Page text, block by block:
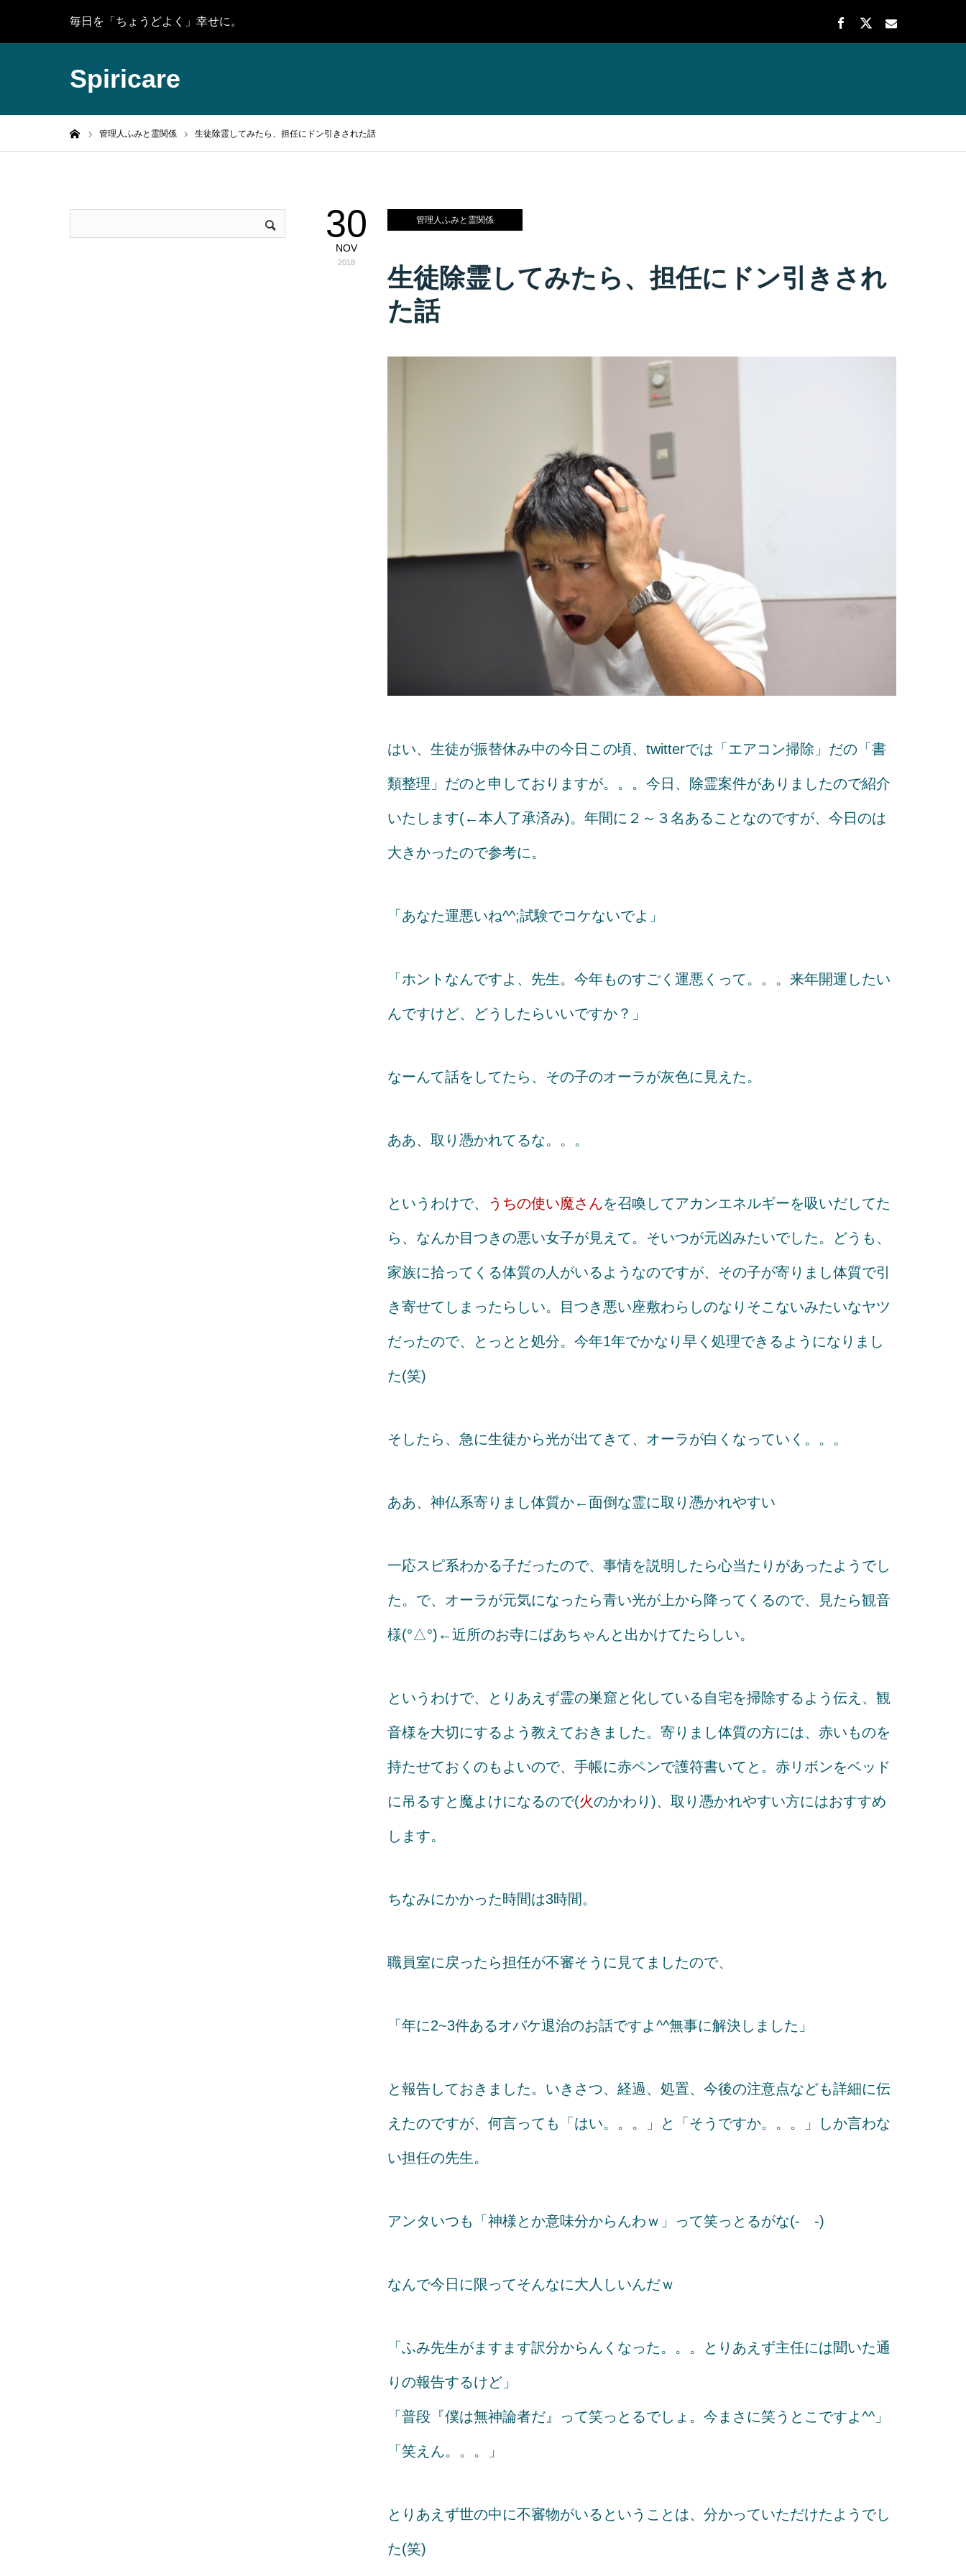
毎日を「ちょうどよく」幸せに。
Spiricare
管理人ふみと霊関係 生徒除霊してみたら、担任にドン引きされた話
30
NOV
2018
管理人ふみと霊関係
生徒除霊してみたら、担任にドン引きされ
た話
はい、生徒が振替休み中の今日この頃、twitterでは「エアコン掃除」だの「書
類整理」だのと申しておりますが。。。今日、除霊案件がありましたので紹介
いたします(←本人了承済み)。年間に２～３名あることなのですが、今日のは
大きかったので参考に。
「あなた運悪いね^^;試験でコケないでよ」
「ホントなんですよ、先生。今年ものすごく運悪くって。。。来年開運したい
んですけど、どうしたらいいですか？」
なーんて話をしてたら、その子のオーラが灰色に見えた。
ああ、取り憑かれてるな。。。
というわけで、 うちの使い魔さんを召喚してアカンエネルギーを吸いだしてた
ら、なんか目つきの悪い女子が見えて。そいつが元凶みたいでした。どうも、
家族に拾ってくる体質の人がいるようなのですが、その子が寄りまし体質で引
き寄せてしまったらしい。目つき悪い座敷わらしのなりそこないみたいなヤツ
だったので、とっとと処分。今年1年でかなり早く処理できるようになりまし
た(笑)
そしたら、急に生徒から光が出てきて、オーラが白くなっていく。。。
ああ、神仏系寄りまし体質か←面倒な霊に取り憑かれやすい
一応スピ系わかる子だったので、事情を説明したら心当たりがあったようでし
た。で、オーラが元気になったら青い光が上から降ってくるので、見たら観音
様(°△°)←近所のお寺にばあちゃんと出かけてたらしい。
というわけで、とりあえず霊の巣窟と化している自宅を掃除するよう伝え、観
音様を大切にするよう教えておきました。寄りまし体質の方には、赤いものを
持たせておくのもよいので、手帳に赤ペンで護符書いてと。赤リボンをベッド
に吊るすと魔よけになるので(火のかわり)、取り憑かれやすい方にはおすすめ
します。
ちなみにかかった時間は3時間。
職員室に戻ったら担任が不審そうに見てましたので、
「年に2~3件あるオバケ退治のお話ですよ^^無事に解決しました」
と報告しておきました。いきさつ、経過、処置、今後の注意点なども詳細に伝
えたのですが、何言っても「はい。。。」と「そうですか。。。」しか言わな
い担任の先生。
アンタいつも「神様とか意味分からんわｗ」って笑っとるがな(- -)
なんで今日に限ってそんなに大人しいんだｗ
「ふみ先生がますます訳分からんくなった。。。とりあえず主任には聞いた通
りの報告するけど」
「普段『僕は無神論者だ』って笑っとるでしょ。今まさに笑うとこですよ^^」
「笑えん。。。」
とりあえず世の中に不審物がいるということは、分かっていただけたようでし
た(笑)